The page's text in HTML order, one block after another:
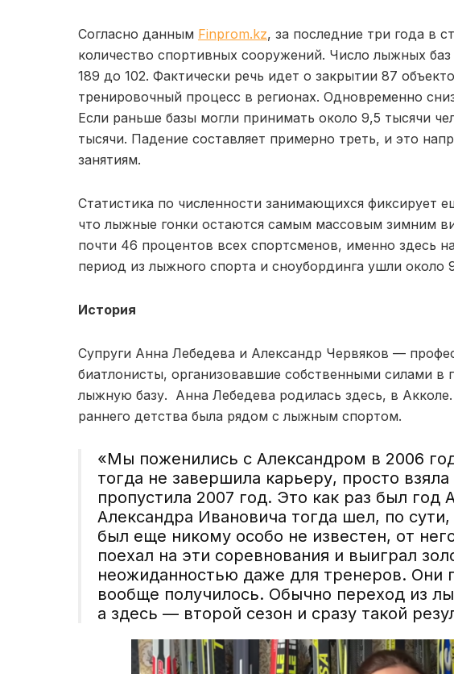
Согласно данным Finprom.kz, за последние три года в
количество спортивных сооружений. Число лыжных
189 до 102. Фактически речь идет о закрытии 87
тренировочный процесс в регионах. Одновременно
Если раньше базы могли принимать около 9,5 тысячи
тысячи. Падение составляет примерно треть, и это
занятиям.
Статистика по численности занимающихся фиксирует
что лыжные гонки остаются самым массовым зимним
почти 46 процентов всех спортсменов, именно здесь
период из лыжного спорта и сноубординга ушли около
История
Супруги Анна Лебедева и Александр Червяков —
биатлонисты, организовавшие собственными силами в
лыжную базу. Анна Лебедева родилась здесь, в
раннего детства была рядом с лыжным спортом.
«Мы поженились с Александром в 2006
тогда не завершила карьеру, просто взяла
пропустила 2007 год. Это как раз был год
Александра Ивановича тогда шел, по
был еще никому особо не известен, от
поехал на эти соревнования и выиграл
неожиданностью даже для тренеров. Они
вообще получилось. Обычно переход из
а здесь — второй сезон и сразу такой